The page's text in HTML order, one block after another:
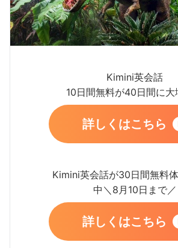
Kimini英会話
10日間無料が40日間に大
詳しくはこちら
Kimini英会話が30日間無料
中＼8月10日まで／
詳しくはこちら